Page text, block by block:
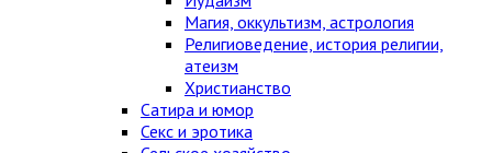
Магия, оккультизм, астрология
Религиоведение, история религии,
атеизм
Христианство
Сатира и юмор
Секс и эротика